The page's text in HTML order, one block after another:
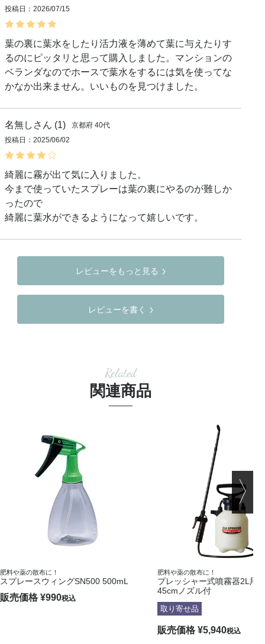
投稿日
2026/07/15
葉の裏に葉水をしたり活力液を薄めて葉に与えたりす
るのにピッタリと思って購入しました。マンションの
ベランダなのでホースで葉水をするには気を使ってな
かなか出来ません。いいものを見つけました。
名無し 1 京都府 40代
投稿日
2025/06/02
綺麗に霧が出て気に入りました。
今まで使っていたスプレーは葉の裏にやるのが難しか
ったので
綺麗に葉水ができるようになって嬉しいです。
レビューをもっと見る
レビューを書く
Related
関連商品
肥料や薬の散布に！
スプレースウィングSN500 500mL
販売価格 ¥990税込
肥料や薬の散布に！
プレッシャー式噴霧器2L用
45cmノズル付
取り寄せ品
販売価格 ¥5,940税込